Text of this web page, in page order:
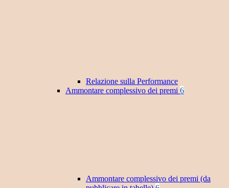
Relazione sulla Performance
Ammontare complessivo dei premi 6
Ammontare complessivo dei premi (da